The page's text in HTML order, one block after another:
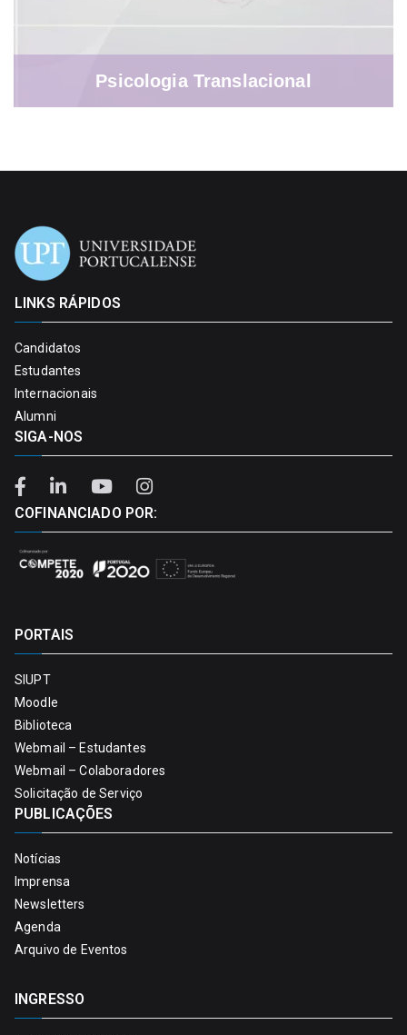
Psicologia Translacional
LINKS RÁPIDOS
Candidatos
Estudantes
Internacionais
Alumni
SIGA-NOS
COFINANCIADO POR:
PORTAIS
SIUPT
Moodle
Biblioteca
Webmail – Estudantes
Webmail – Colaboradores
Solicitação de Serviço
PUBLICAÇÕES
Notícias
Imprensa
Newsletters
Agenda
Arquivo de Eventos
INGRESSO